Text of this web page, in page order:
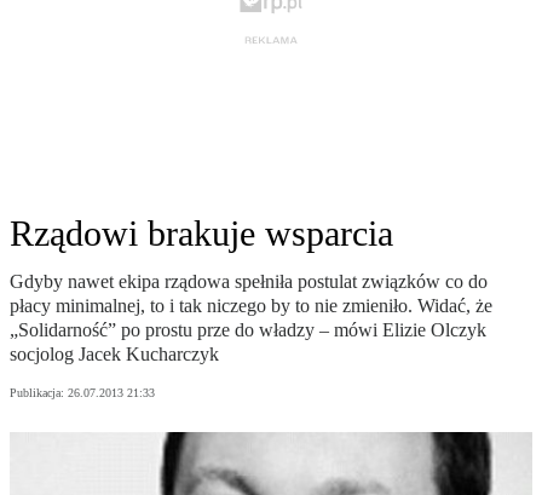
Rządowi brakuje wsparcia
Gdyby nawet ekipa rządowa spełniła postulat związków co do
płacy minimalnej, to i tak niczego by to nie zmieniło. Widać, że
„Solidarność” po prostu prze do władzy – mówi Elizie Olczyk
socjolog Jacek Kucharczyk
Publikacja: 26.07.2013 21:33